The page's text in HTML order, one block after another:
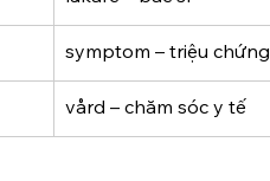
symptom – triệu chứng
vård – chăm sóc y tế